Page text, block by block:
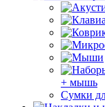
+ мышь
Сумки